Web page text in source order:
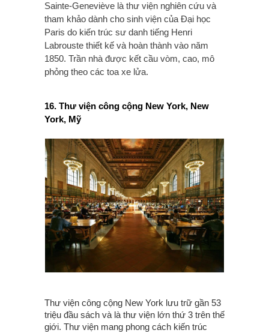
Sainte-Geneviève là thư viện nghiên cứu và
tham khảo dành cho sinh viện của Đại học
Paris do kiến trúc sư danh tiếng Henri
Labrouste thiết kế và hoàn thành vào năm
1850. Trần nhà được kết cầu vòm, cao, mô
phỏng theo các toa xe lửa.
16. Thư viện công cộng New York, New
York, Mỹ
Thư viện công cộng New York lưu trữ gần 53
triệu đầu sách và là thư viện lớn thứ 3 trên thế
giới. Thư viện mang phong cách kiến trúc